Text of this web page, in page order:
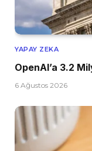
YAPAY ZEKA
OpenAI’a 3.2
6 Ağustos 2026